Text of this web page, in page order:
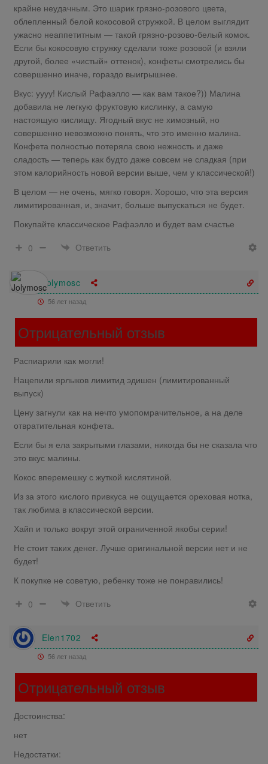
крайне неудачным. Это шарик грязно-розового цвета,
облепленный белой кокосовой стружкой. В целом выглядит
ужасно неаппетитным — такой грязно-розово-белый комок.
Если бы кокосовую стружку сделали тоже розовой (и взяли
другой, более «чистый» оттенок), конфеты смотрелись бы
совершенно иначе, гораздо выигрышнее.
Вкус: уууу! Кислый Рафаэлло — как вам такое?)) Малина
добавила не легкую фруктовую кислинку, а самую
настоящую кислищу. Ягодный вкус не химозный, но
совершенно невозможно понять, что это именно малина.
Конфета полностью потеряла свою нежность и даже
сладость — теперь как будто даже совсем не сладкая (при
этом калорийность новой версии выше, чем у классической!)
В целом — не очень, мягко говоря. Хорошо, что эта версия
лимитированная, и, значит, больше выпускаться не будет.
Покупайте классическое Рафаэлло и будет вам счастье
0
Ответить
Jolymosc
56 лет назад
Отрицательный отзыв
Распиарили как могли!
Нацепили ярлыков лимитид эдишен (лимитированный
выпуск)
Цену загнули как на нечто умопомрачительное, а на деле
отвратительная конфета.
Если бы я ела закрытыми глазами, никогда бы не сказала что
это вкус малины.
Кокос вперемешку с жуткой кислятиной.
Из за этого кислого привкуса не ощущается ореховая нотка,
так любима в классической версии.
Хайп и только вокруг этой ограниченной якобы серии!
Не стоит таких денег. Лучше оригинальной версии нет и не
будет!
К покупке не советую, ребенку тоже не понравились!
0
Ответить
Elen1702
56 лет назад
Отрицательный отзыв
Достоинства:
нет
Недостатки: